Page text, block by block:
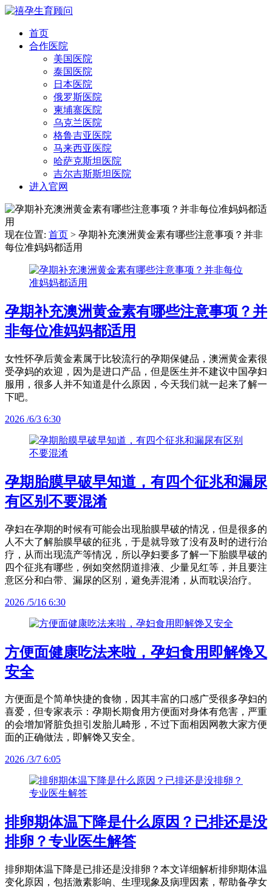
首页
合作医院
美国医院
泰国医院
日本医院
俄罗斯医院
柬埔寨医院
乌克兰医院
格鲁吉亚医院
马来西亚医院
哈萨克斯坦医院
吉尔吉斯斯坦医院
进入官网
现在位置: 首页 > 孕期补充澳洲黄金素有哪些注意事项？并非
每位准妈妈都适用
孕期补充澳洲黄金素有哪些注意事项？并
非每位准妈妈都适用
女性怀孕后黄金素属于比较流行的孕期保健品，澳洲黄金素很
受孕妈的欢迎，因为是进口产品，但是医生并不建议中国孕妇
服用，很多人并不知道是什么原因，今天我们就一起来了解一
下吧。
2026 /6/3 6:30
孕期胎膜早破早知道，有四个征兆和漏尿
有区别不要混淆
孕妇在孕期的时候有可能会出现胎膜早破的情况，但是很多的
人不大了解胎膜早破的征兆，于是就导致了没有及时的进行治
疗，从而出现流产等情况，所以孕妇要多了解一下胎膜早破的
四个征兆有哪些，例如突然阴道排液、少量见红等，并且要注
意区分和白带、漏尿的区别，避免弄混淆，从而耽误治疗。
2026 /5/16 6:30
方便面健康吃法来啦，孕妇食用即解馋又
安全
方便面是个简单快捷的食物，因其丰富的口感广受很多孕妇的
喜爱，但专家表示：孕期长期食用方便面对身体有危害，严重
的会增加肾脏负担引发胎儿畸形，不过下面相因网教大家方便
面的正确做法，即解馋又安全。
2026 /3/7 6:05
排卵期体温下降是什么原因？已排还是没
排卵？专业医生解答
排卵期体温下降是已排还是没排卵？本文详细解析排卵期体温
变化原因，包括激素影响、生理现象及病理因素，帮助备孕女